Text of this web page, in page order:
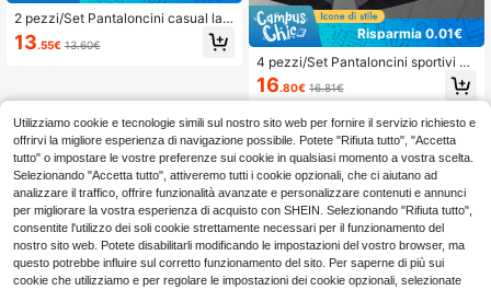
2 pezzi/Set Pantaloncini casual lar
ghi da uomo con vita elastica e coul
isse, pantaloncini da spiaggia traspi
13.55€ 13.60€
Risparmia 0.01€
4 pezzi/Set Pantaloncini sportivi ca
sual da uomo, pantaloncini Bermud
a ampi traspiranti per corsa, fitness
a per uso esterno
16.80€ 16.81€
Utilizziamo cookie e tecnologie simili sul nostro sito web per fornire il servizio richiesto e
offrirvi la migliore esperienza di navigazione possibile. Potete "Rifiuta tutto", "Accetta
tutto" o impostare le vostre preferenze sui cookie in qualsiasi momento a vostra scelta.
Selezionando "Accetta tutto", attiveremo tutti i cookie opzionali, che ci aiutano ad
analizzare il traffico, offrire funzionalità avanzate e personalizzare contenuti e annunci
per migliorare la vostra esperienza di acquisto con SHEIN. Selezionando "Rifiuta tutto",
consentite l'utilizzo dei soli cookie strettamente necessari per il funzionamento del
nostro sito web. Potete disabilitarli modificando le impostazioni del vostro browser, ma
questo potrebbe influire sul corretto funzionamento del sito. Per saperne di più sui
cookie che utilizziamo e per regolare le impostazioni dei cookie opzionali, selezionate